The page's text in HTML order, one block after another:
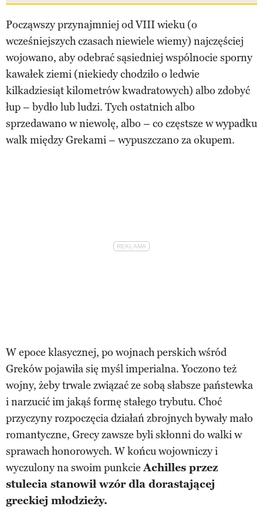
Począwszy przynajmniej od VIII wieku (o
wcześniejszych czasach niewiele wiemy) najczęściej
wojowano, aby odebrać sąsiedniej wspólnocie sporny
kawałek ziemi (niekiedy chodziło o ledwie
kilkadziesiąt kilometrów kwadratowych) albo zdobyć
łup – bydło lub ludzi. Tych ostatnich albo
sprzedawano w niewolę, albo – co częstsze w wypadku
walk między Grekami – wypuszczano za okupem.
W epoce klasycznej, po wojnach perskich wśród
Greków pojawiła się myśl imperialna. Yoczono też
wojny, żeby trwale związać ze sobą słabsze państewka
i narzucić im jakąś formę stałego trybutu. Choć
przyczyny rozpoczęcia działań zbrojnych bywały mało
romantyczne, Grecy zawsze byli skłonni do walki w
sprawach honorowych. W końcu wojowniczy i
wyczulony na swoim punkcieAchilles przez
stulecia stanowił wzór dla dorastającej
greckiej młodzieży.